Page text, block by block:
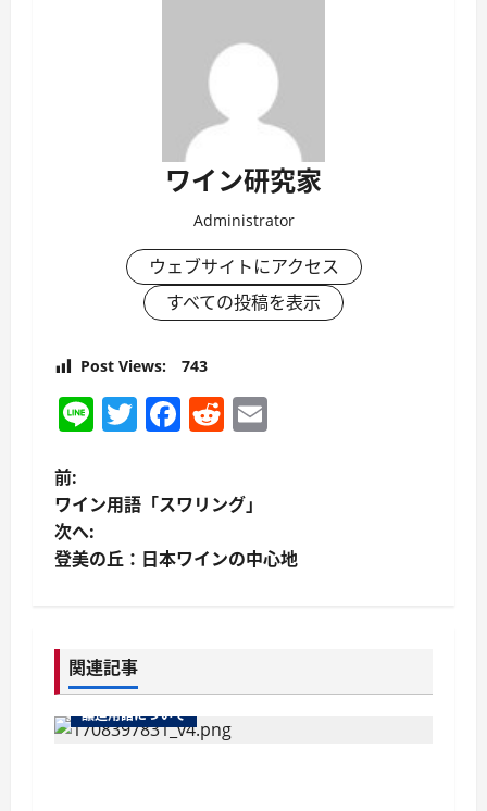
ワイン研究家
Administrator
ウェブサイトにアクセス
すべての投稿を表示
Post Views: 743
LineTwitter
Facebook
Reddit
投
稿
ナ
ゲ
ー
前:
ワイン用語「スワリング」
次へ:
登美の丘：日本ワインの中心地
関連記事
醸造用語について